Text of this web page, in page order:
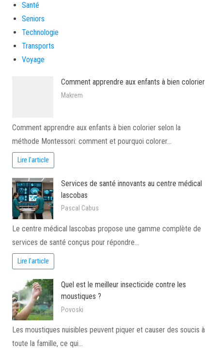
Santé
Seniors
Technologie
Transports
Voyage
Comment apprendre aux enfants à bien colorier
Makrem
Comment apprendre aux enfants à bien colorier selon la
méthode Montessori: comment et pourquoi colorer…
Lire l'article
Services de santé innovants au centre médical
lascobas
Pascal Cabus
Le centre médical lascobas propose une gamme complète de
services de santé conçus pour répondre…
Lire l'article
Quel est le meilleur insecticide contre les
moustiques ?
Povoski
Les moustiques nuisibles peuvent piquer et causer des soucis à
toute la famille, ce qui…